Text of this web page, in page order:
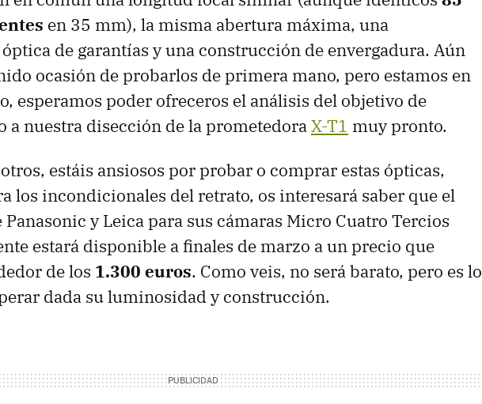
en 35 mm), la misma abertura máxima, una
de garantías y una construcción de envergadura. Aún
ocasión de probarlos de primera mano, pero estamos en
esperamos poder ofreceros el análisis del objetivo de
a nuestra disección de la prometedoraX-T1 muy pronto.
estáis ansiosos por probar o comprar estas ópticas,
los incondicionales del retrato, os interesará saber que el
y Leica para sus cámaras Micro Cuatro Tercios
estará disponible a finales de marzo a un precio que
de los 1.300 euros. Como veis, no será barato, pero es lo
dada su luminosidad y construcción.